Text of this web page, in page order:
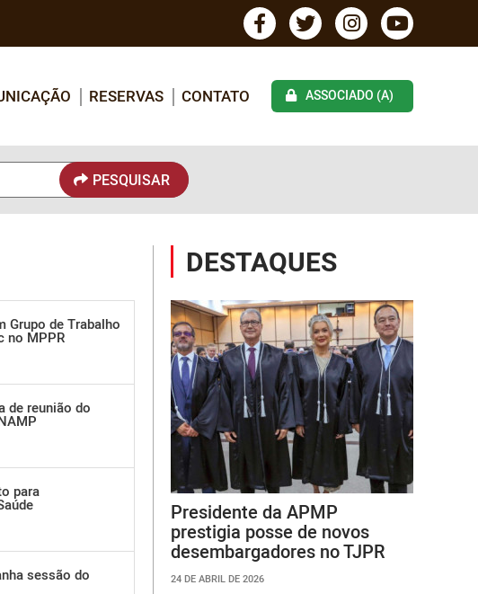
RESERVAS CONTATO ASSOCIADO (A)
PESQUISAR
Grupo de Trabalho
no MPPR
de reunião do
para
sessão do
DESTAQUES
Presidente da APMP
prestigia posse de novos
desembargadores no TJPR
24 DE ABRIL DE 2026